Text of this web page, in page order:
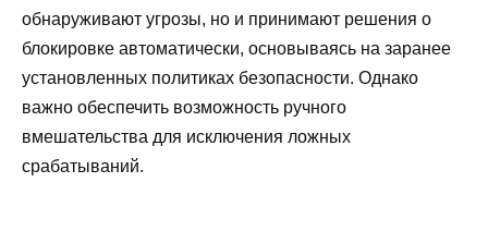
обнаруживают угрозы, но и принимают решения о
блокировке автоматически, основываясь на заранее
установленных политиках безопасности. Однако
важно обеспечить возможность ручного
вмешательства для исключения ложных
срабатываний.